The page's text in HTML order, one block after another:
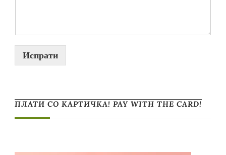
Испрати
ПЛАТИ СО КАРТИЧКА! PAY WITH THE CARD!